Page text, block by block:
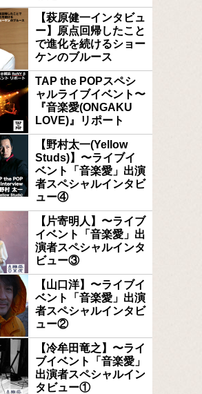
【萩原健一インタビュ
ー】原点回帰したこと
で進化を続けるショー
ケンのブルース
TAP the POPスペシ
ャルライブイベント〜
『音楽愛(ONGAKU
LOVE)』リポート
【野村太一(Yellow
Studs)】〜ライブイ
ベント「音楽愛」出演
者スペシャルインタビ
ュー④
【片寄明人】〜ライブ
イベント「音楽愛」出
演者スペシャルインタ
ビュー③
【山口洋】〜ライブイ
ベント「音楽愛」出演
者スペシャルインタビ
ュー②
【冷牟田竜之】〜ライ
ブイベント「音楽愛」
出演者スペシャルイン
タビュー①